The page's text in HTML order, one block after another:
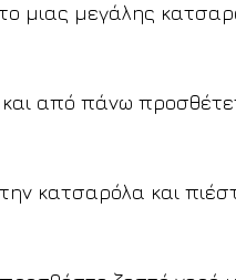
μιας μεγάλης
από πάνω
κατσαρόλα και